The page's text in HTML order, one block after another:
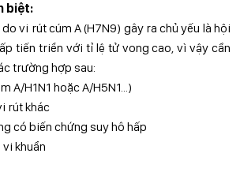
biệt:
vi rút cúm A (H7N9) gây ra chủ yếu là hội
tiến triển với tỉ lệ tử vong cao, vì vậy cần
trường hợp sau:
A/H1N1 hoặc A/H5N1...)
rút khác
có biến chứng suy hô hấp
khuẩn